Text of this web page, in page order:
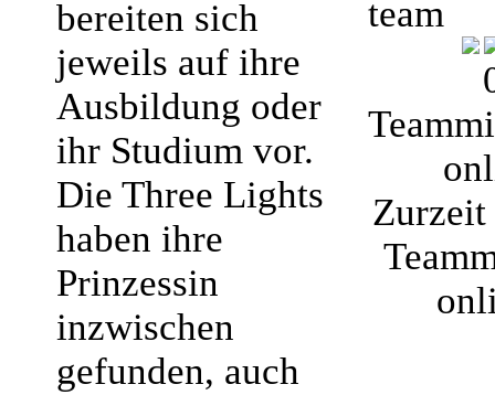
bereiten sich
jeweils auf ihre
Ausbildung oder
ihr Studium vor.
Die Three Lights
haben ihre
Prinzessin
inzwischen
gefunden, auch
team